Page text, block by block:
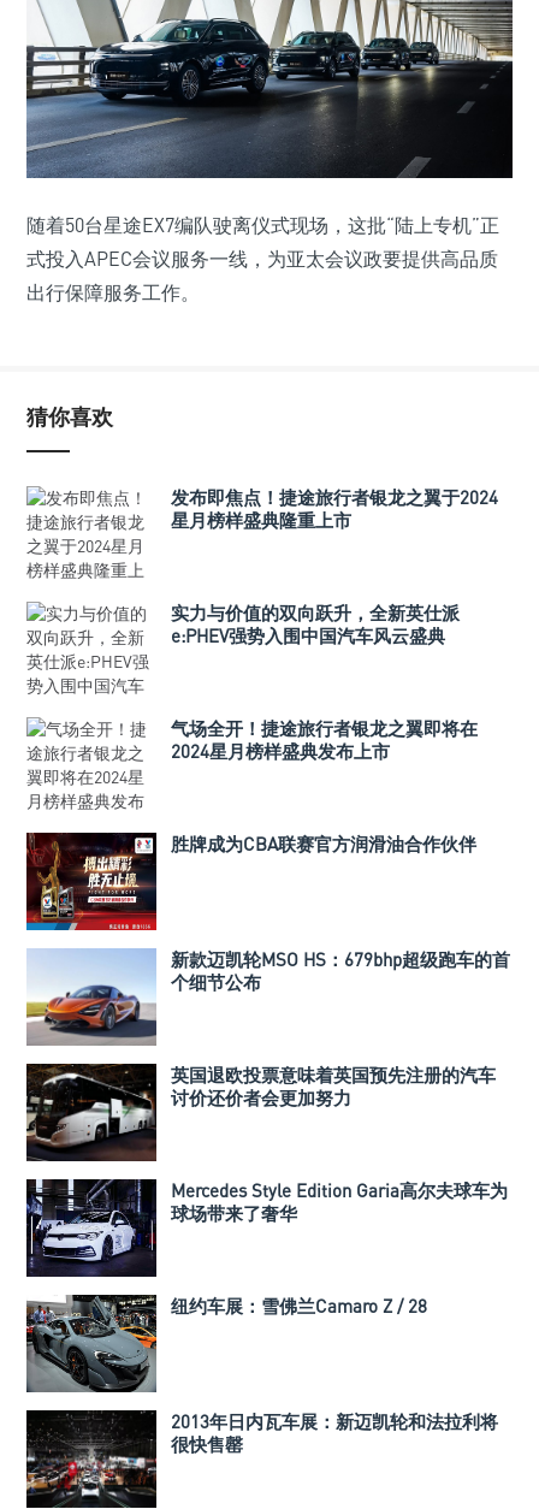
随着50台星途EX7编队驶离仪式现场，这批“陆上专机”正
式投入APEC会议服务一线，为亚太会议政要提供高品质
出行保障服务工作。
猜你喜欢
发布即焦点！捷途旅行者银龙之翼于2024
星月榜样盛典隆重上市
实力与价值的双向跃升，全新英仕派
e:PHEV强势入围中国汽车风云盛典
气场全开！捷途旅行者银龙之翼即将在
2024星月榜样盛典发布上市
胜牌成为CBA联赛官方润滑油合作伙伴
新款迈凯轮MSO HS：679bhp超级跑车的首
个细节公布
英国退欧投票意味着英国预先注册的汽车
讨价还价者会更加努力
Mercedes Style Edition Garia高尔夫球车为
球场带来了奢华
纽约车展：雪佛兰Camaro Z / 28
2013年日内瓦车展：新迈凯轮和法拉利将
很快售罄